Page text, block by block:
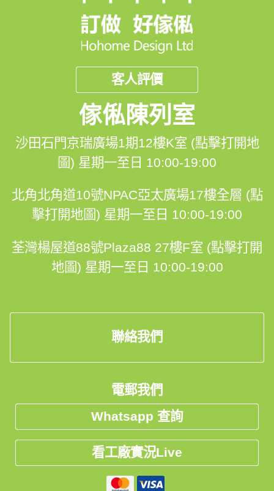
🏢石門陳列室：沙田石門京瑞廣場一期12樓K室 (營業時
間：星期一至日 10:00-19:00)
🏢北角陳列室：北角北角道10號亞太廣場17樓全層 (營業
時間：星期一至日 10:00-19:00)
🏢荃灣陳列室：荃灣楊屋道88號Plaza 88 27樓F室 (營業
時間：星期一至日 10:00-19:00)
----------------------------------------------------------
✅99%客人比讚👍
✅1對1香港設計師跟進🤝
✅香港人自設廠房品質保證
✅$0 報價、度尺、設計、出3D設計圖
客人評價
傢俬陳列室
沙田石門京瑞廣場1期12樓K室 (點擊打開地
圖) 星期一至日 10:00-19:00
北角北角道10號NPAC亞太廣場17樓全層 (點
擊打開地圖) 星期一至日 10:00-19:00
荃灣楊屋道88號Plaza88 27樓F室 (點擊打開
地圖) 星期一至日 10:00-19:00
聯絡我們
電郵我們
Whatsapp 查詢
看工廠實況Live